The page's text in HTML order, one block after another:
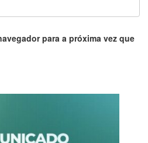
para a próxima vez que